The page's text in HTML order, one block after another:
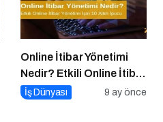
Online İtibar Yönetimi
Nedir? Etkili Online İtibar
Yönetimi İçin 10 Altın
İş Dünyası 9 ay önce